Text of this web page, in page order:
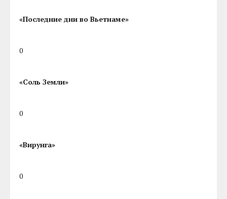
«Последние дни во Вьетнаме»
0
«Соль Земли»
0
«Вирунга»
0